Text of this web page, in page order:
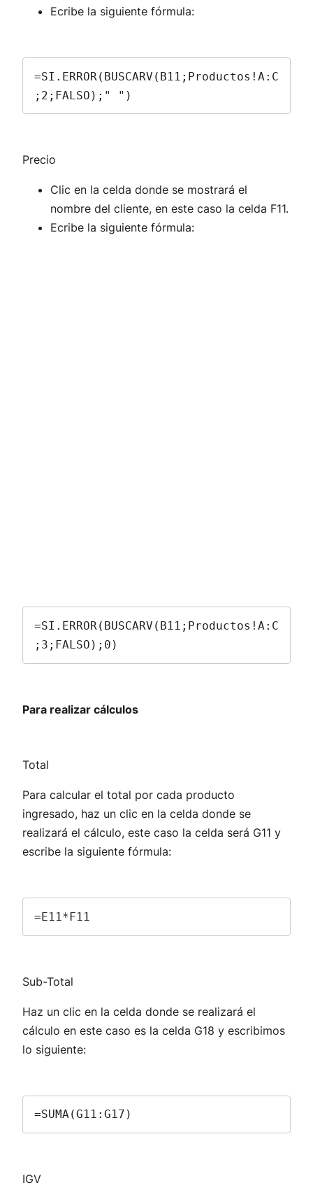
Ecribe la siguiente fórmula:
=SI.ERROR(BUSCARV(B11;Productos!A:C
;2;FALSO);" ")
Precio
Clic en la celda donde se mostrará el
nombre del cliente, en este caso la celda F11.
Ecribe la siguiente fórmula:
=SI.ERROR(BUSCARV(B11;Productos!A:C
;3;FALSO);0)
Para realizar cálculos
Total
Para calcular el total por cada producto
ingresado, haz un clic en la celda donde se
realizará el cálculo, este caso la celda será G11 y
escribe la siguiente fórmula:
=E11*F11
Sub-Total
Haz un clic en la celda donde se realizará el
cálculo en este caso es la celda G18 y escribimos
lo siguiente:
=SUMA(G11:G17)
IGV